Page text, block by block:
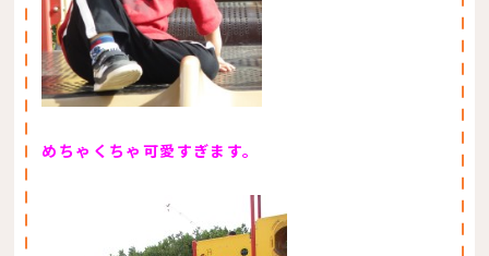
めちゃくちゃ可愛すぎます。